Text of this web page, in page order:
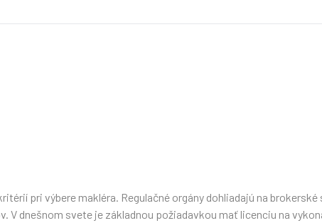
pri výbere makléra. Regulačné orgány dohliadajú na
V dnešnom svete je základnou požiadavkou mať licenciu na